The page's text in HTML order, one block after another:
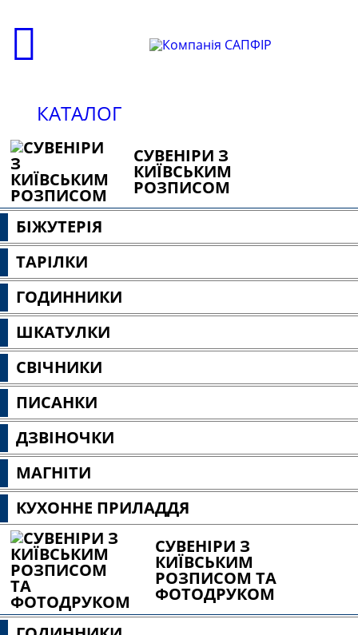
КАТАЛОГ
СУВЕНІРИ З
КИЇВСЬКИМ
РОЗПИСОМ
БІЖУТЕРІЯ
ТАРІЛКИ
ГОДИННИКИ
ШКАТУЛКИ
СВІЧНИКИ
ПИСАНКИ
ДЗВІНОЧКИ
МАГНІТИ
КУХОННЕ ПРИЛАДДЯ
СУВЕНІРИ З
КИЇВСЬКИМ
РОЗПИСОМ ТА
ФОТОДРУКОМ